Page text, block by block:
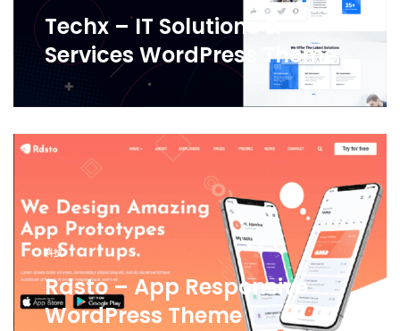
Techx – IT Solutions &
Services WordPress Theme
科技
Rdsto – App Responsive
WordPress Theme